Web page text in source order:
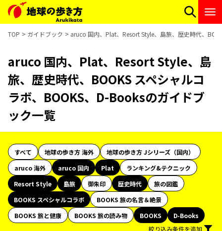
TOP ガイドブック aruco 国内、Plat、Resort Style、島旅、歴史時代、
aruco 国内、Plat、Resort Style、島
旅、歴史時代、BOOKS スペシャルコ
ラボ、BOOKS、D-Booksのガイドブ
ック一覧
すべて 地球の歩き方 海外
地球の歩き方 Jシリーズ（国内）
aruco 海外
aruco 国内 Plat
ランキング&テクニック
Resort Style
島旅 御朱印 歴史時代
旅の図鑑
BOOKS スペシャルコラボ
BOOKS 旅の名言＆絶景
BOOKS 旅と健康
BOOKS 旅の読み物 BOOKS
D-Books
絞り込み条件を追加